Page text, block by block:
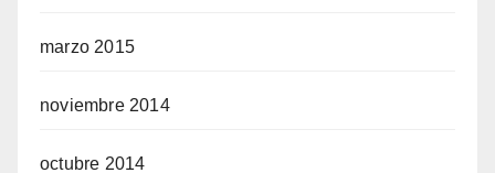
marzo 2015
noviembre 2014
octubre 2014